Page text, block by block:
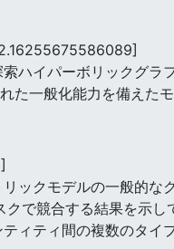
ハイパーボリックグラ
た一般化能力を備えた
ックモデルの一般的な
で競合する結果を示し
ィティ間の複数のタイ